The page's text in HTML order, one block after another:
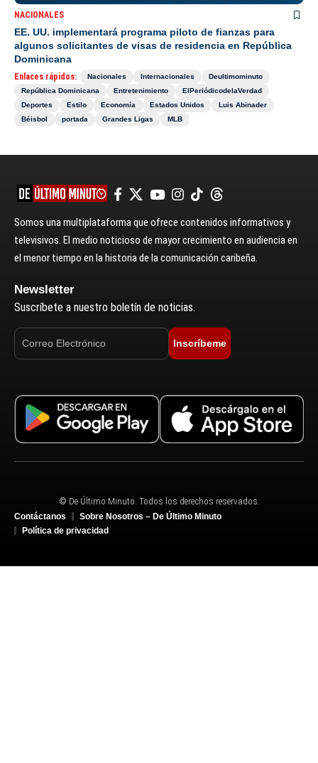
NACIONALES
EE. UU. implementará programa piloto de fianzas para
algunos solicitantes de visas de residencia en República
Dominicana
Enlaces rápidos: Nacionales Internacionales
Deultimominuto
República Dominicana
Entretenimiento
ElPeriódicodelaVerdad
Deportes
Estilo Economía Estados Unidos
Luis Abinader
Béisbol
portada Grandes Ligas MLB
Somos una multiplataforma que ofrece contenidos informativos y
televisivos. El medio noticioso de mayor crecimiento en audiencia en
el menor tiempo en la historia de la comunicación caribeña.
Newsletter
Suscríbete a nuestro boletín de noticias.
Inscríbeme
© De Último Minuto. Todos los derechos reservados.
Contáctanos
Sobre Nosotros – De Último Minuto
Política de privacidad